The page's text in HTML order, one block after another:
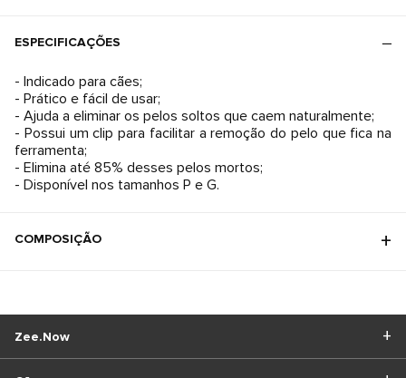
ESPECIFICAÇÕES
- Indicado para cães;
- Prático e fácil de usar;
- Ajuda a eliminar os pelos soltos que caem naturalmente;
- Possui um clip para facilitar a remoção do pelo que fica na
ferramenta;
- Elimina até 85% desses pelos mortos;
- Disponível nos tamanhos P e G.
COMPOSIÇÃO
Zee.Now